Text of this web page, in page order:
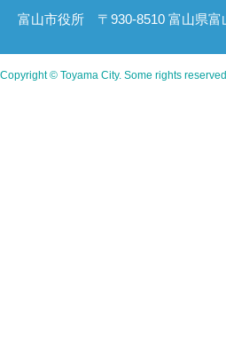
富山市役所 〒930-8510 富山県富
Copyright © Toyama City. Some rights